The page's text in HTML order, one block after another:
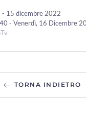
- 15 dicembre 2022
- Venerdì, 16 Dicembre
cura di Massimo Gianni
a cura di Massimo Gianni.
- Venerdì, 02 Dicembre
TORNA INDIETRO